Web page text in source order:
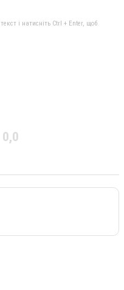
і натисніть Ctrl + Enter, щоб
0,0